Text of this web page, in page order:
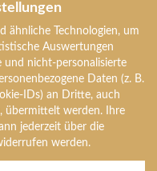
ähnliche Technologien, um
Auswertungen
und nicht-personalisierte
Daten (z. B.
IDs) an Dritte, auch
übermittelt werden. Ihre
jederzeit über die
werden.